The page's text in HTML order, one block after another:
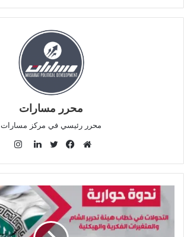
محرر مسارات
محرر رئيسي في مركز مسارات
و
ق
ا
ل
ي
س
ب
و
ك
و
ي
ت
ر
ي
ن
ك
د
إ
س
ت
ق
ر
ا